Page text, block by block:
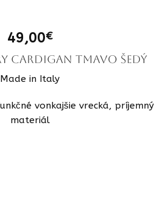
49,00€
cardigan tmavo šedý
Made in Italy
vonkajšie vrecká, príjemný
materiál
cardigan tmavo šedý